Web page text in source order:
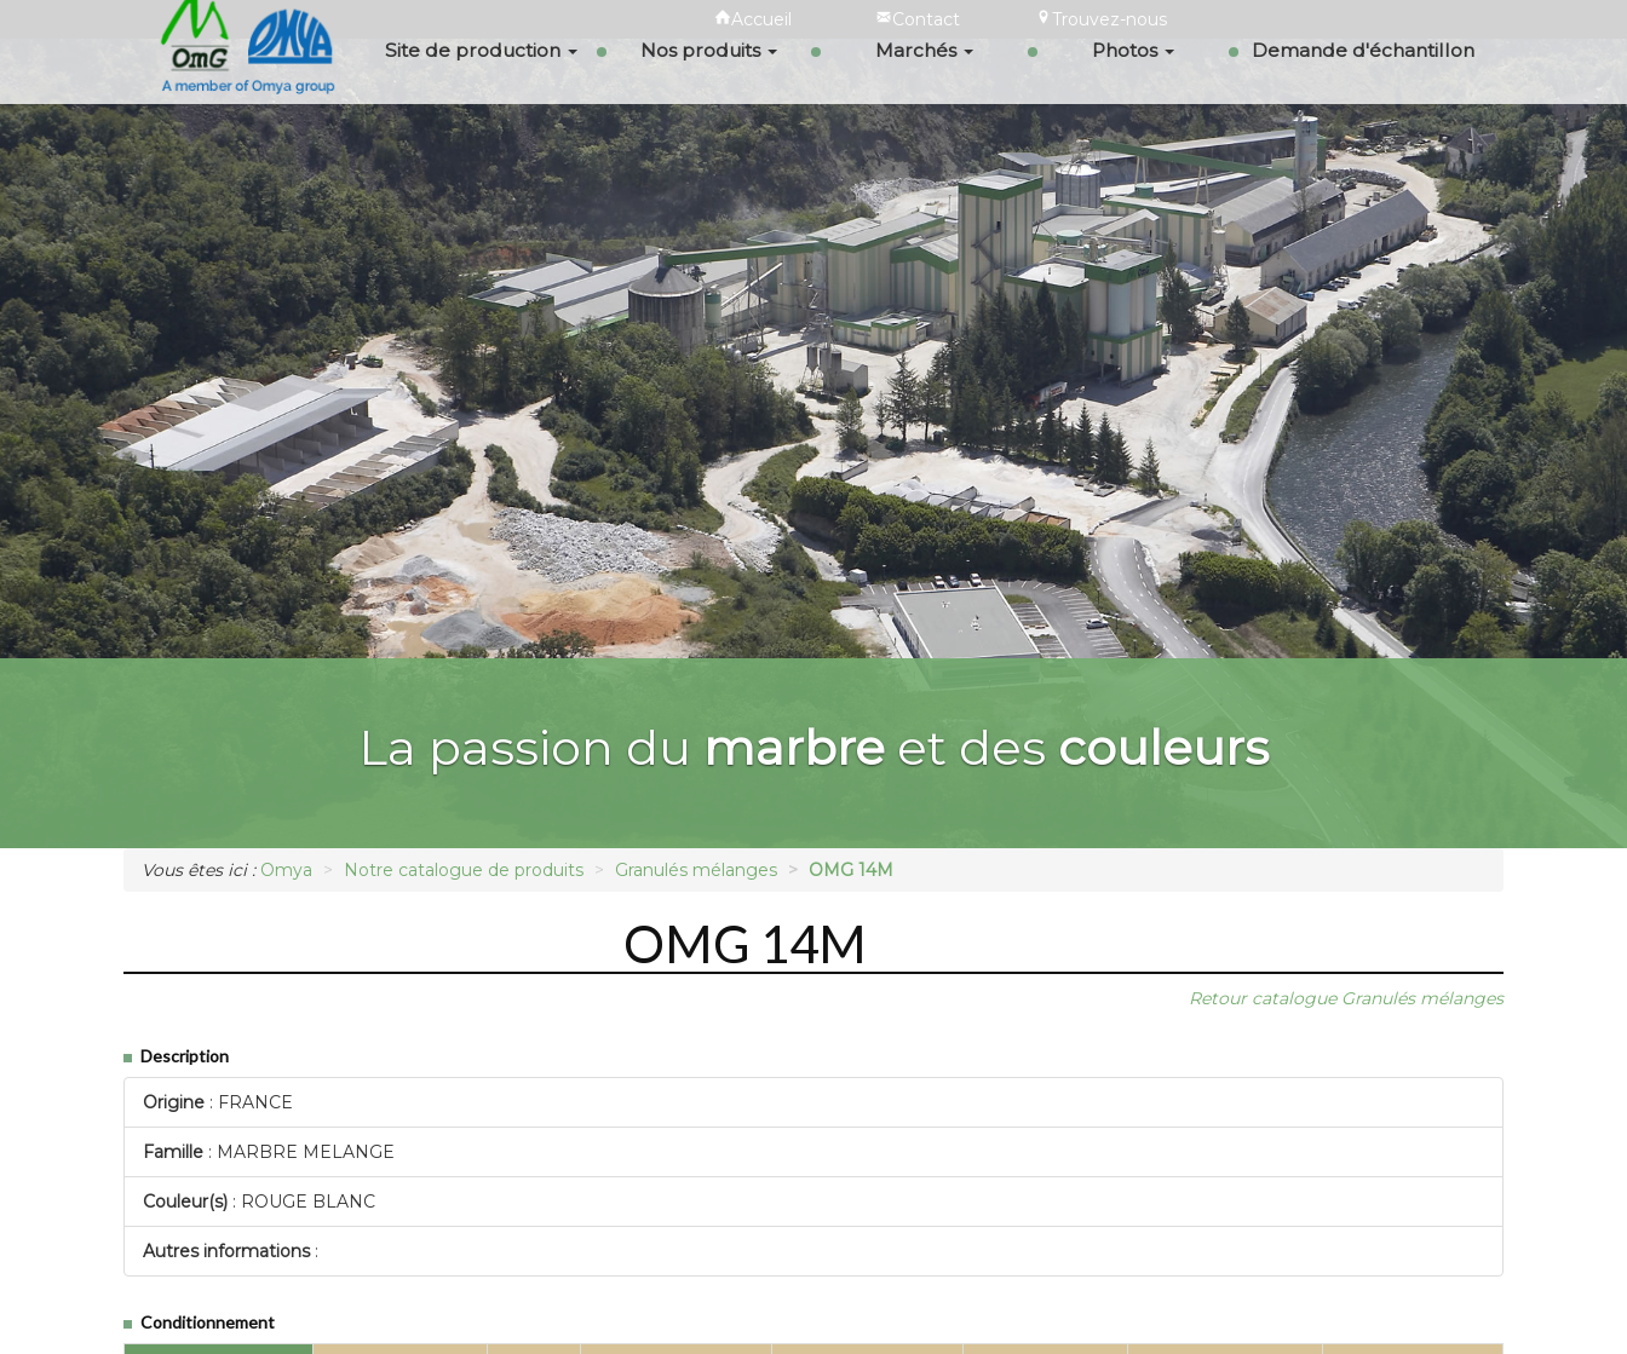
Accueil Contact Trouvez-nous
Site de production Nos produits Marchés Photos Demande d'échantillon
La passion du marbre et des couleurs
Vous êtes ici : Omya Notre catalogue de produits Granulés mélanges OMG 14M
OMG 14M
Retour catalogue Granulés mélanges
Description
Origine : FRANCE
Famille : MARBRE MELANGE
Couleur(s) : ROUGE BLANC
Autres informations:
Conditionnement